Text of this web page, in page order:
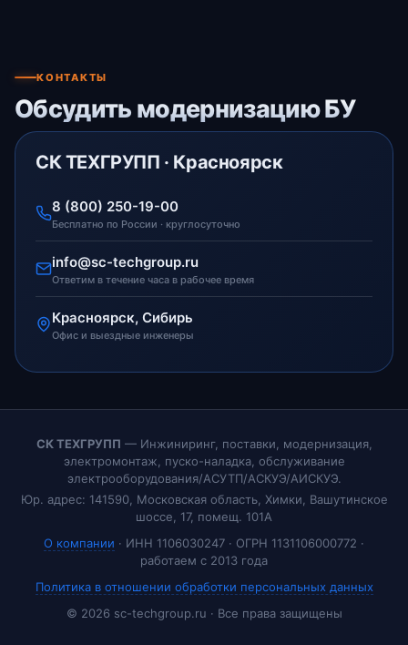
КОНТАКТЫ
Обсудить модернизацию БУ
СК ТЕХГРУПП · Красноярск
8 (800) 250-19-00
Бесплатно по России · круглосуточно
info@sc-techgroup.ru
Ответим в течение часа в рабочее время
Красноярск, Сибирь
Офис и выездные инженеры
СК ТЕХГРУПП — Инжиниринг, поставки, модернизация,
электромонтаж, пуско-наладка, обслуживание
электрооборудования/АСУТП/АСКУЭ/АИСКУЭ.
Юр. адрес: 141590, Московская область, Химки, Вашутинское
шоссе, 17, помещ. 101А
О компании · ИНН 1106030247 · ОГРН 1131106000772 ·
работаем с 2013 года
Политика в отношении обработки персональных данных
© 2026 sc-techgroup.ru · Все права защищены